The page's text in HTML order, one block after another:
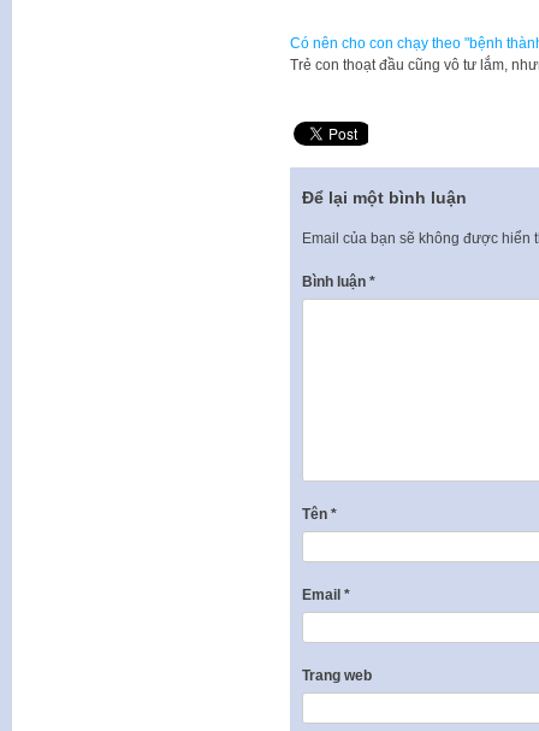
Có nên cho con chạy theo "bệnh
Trẻ con thoạt đầu cũng vô tư lắm,
Để lại một bình luận
Email của bạn sẽ không được hiển
Bình luận *
Tên *
Email *
Trang web